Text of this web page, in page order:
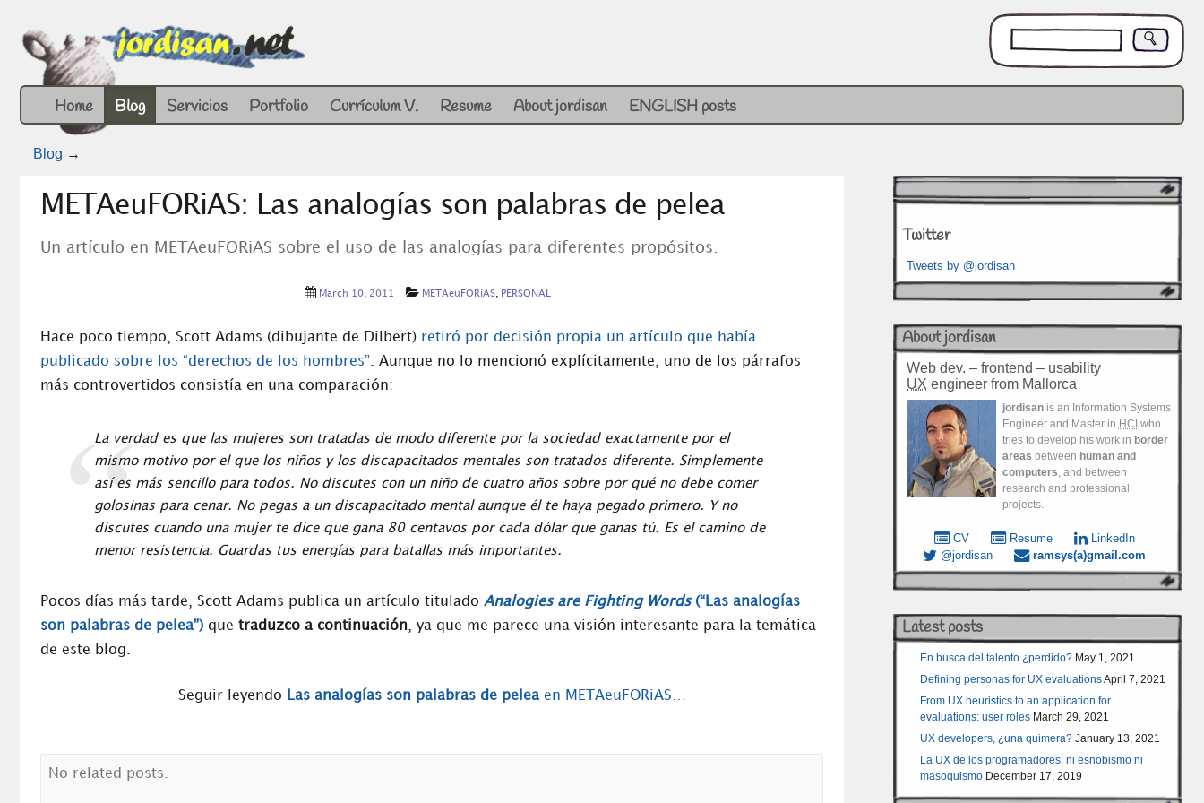
Home Blog Servicios Portfolio Currículum V. Resume About jordisan ENGLISH posts
Blog →
METAeuFORiAS: Las analogías son palabras de pelea
Un artículo en METAeuFORiAS sobre el uso de las analogías para diferentes propósitos.
March 10, 2011 METAeuFORiAS, PERSONAL
Hace poco tiempo, Scott Adams (dibujante de Dilbert) retiró por decisión propia un artículo que había
publicado sobre los “derechos de los hombres”. Aunque no lo mencionó explícitamente, uno de los párrafos
más controvertidos consistía en una comparación:
La verdad es que las mujeres son tratadas de modo diferente por la sociedad exactamente por el
mismo motivo por el que los niños y los discapacitados mentales son tratados diferente. Simplemente
así es más sencillo para todos. No discutes con un niño de cuatro años sobre por qué no debe comer
golosinas para cenar. No pegas a un discapacitado mental aunque él te haya pegado primero. Y no
discutes cuando una mujer te dice que gana 80 centavos por cada dólar que ganas tú. Es el camino de
menor resistencia. Guardas tus energías para batallas más importantes.
Pocos días más tarde, Scott Adams publica un artículo titulado Analogies are Fighting Words(“Las analogías
son palabras de pelea”) que traduzco a continuación, ya que me parece una visión interesante para la temática
de este blog.
Seguir leyendo Las analogías son palabras de peleaen METAeuFORiAS…
No related posts.
Twitter
Tweets by @jordisan
About jordisan
Web dev. – frontend – usability
UX engineer from Mallorca
jordisanis an Information Systems
Engineer and Master in HCI who
tries to develop his work in border
areas between human and
computers, and between
research and professional
projects.
CV Resume
LinkedIn
@jordisan
ramsys(a)gmail.com
Latest posts
En busca del talento ¿perdido? May 1, 2021
Defining personas for UX evaluationsApril 7, 2021
From UX heuristics to an application for
evaluations: user roles March 29, 2021
UX developers, ¿una quimera? January 13, 2021
La UX de los programadores: ni esnobismo ni
masoquismo December 17, 2019